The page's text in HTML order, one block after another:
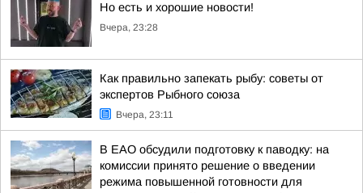
Но есть и хорошие новости!
Вчера, 23:28
Как правильно запекать рыбу: советы от
экспертов Рыбного союза
Вчера, 23:11
В ЕАО обсудили подготовку к паводку: на
комиссии принято решение о введении
режима повышенной готовности для